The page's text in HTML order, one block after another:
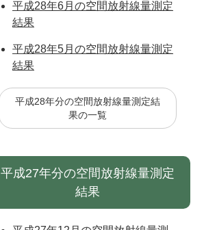
平成28年6月の空間放射線量測定
結果
平成28年5月の空間放射線量測定
結果
平成28年分の空間放射線量測定結
果の一覧
平成27年分の空間放射線量測定
結果